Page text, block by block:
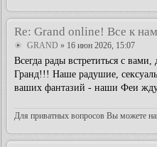
Re: Grand online! Все к
GRAND » 16 июн 2026, 15:07
Всегда рады встретиться с
Гранд!!! Наше радушие,
ваших фантазий - наши Феи
Для приватных вопросов Вы можете